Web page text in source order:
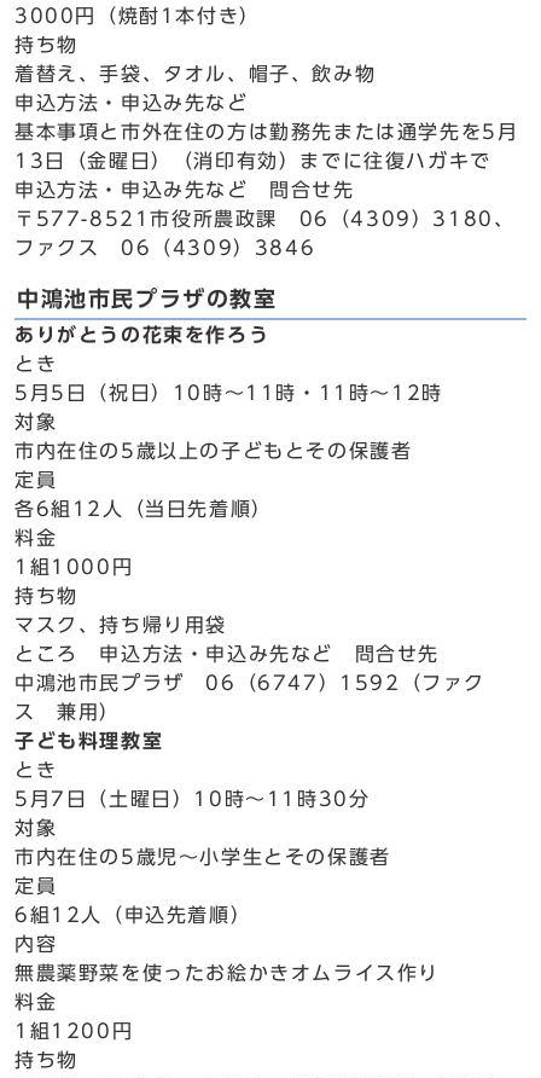
3000円（焼酎1本付き）
持ち物
着替え、手袋、タオル、帽子、飲み物
申込方法・申込み先など
基本事項と市外在住の方は勤務先または通学先を5月
13日（金曜日）（消印有効）までに往復ハガキで
申込方法・申込み先など 問合せ先
〒577-8521市役所農政課 06（4309）3180、
ファクス 06（4309）3846
中鴻池市民プラザの教室
ありがとうの花束を作ろう
とき
5月5日（祝日）10時～11時・11時～12時
対象
市内在住の5歳以上の子どもとその保護者
定員
各6組12人（当日先着順）
料金
1組1000円
持ち物
マスク、持ち帰り用袋
ところ 申込方法・申込み先など 問合せ先
中鴻池市民プラザ 06（6747）1592（ファク
ス 兼用）
子ども料理教室
とき
5月7日（土曜日）10時～11時30分
対象
市内在住の5歳児～小学生とその保護者
定員
6組12人（申込先着順）
内容
無農薬野菜を使ったお絵かきオムライス作り
料金
1組1200円
持ち物